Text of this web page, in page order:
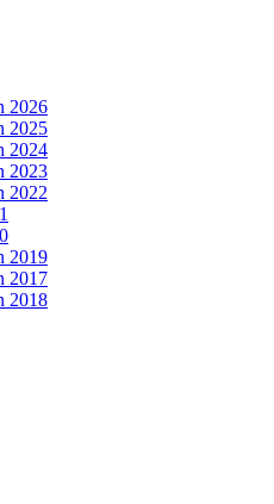
2026
2025
2024
2023
2022
2019
2017
2018